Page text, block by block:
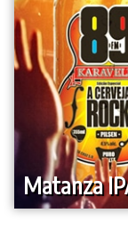
Matanza